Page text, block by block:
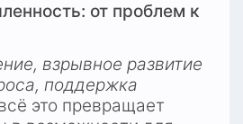
от проблем к
взрывное развитие
поддержка
это превращает